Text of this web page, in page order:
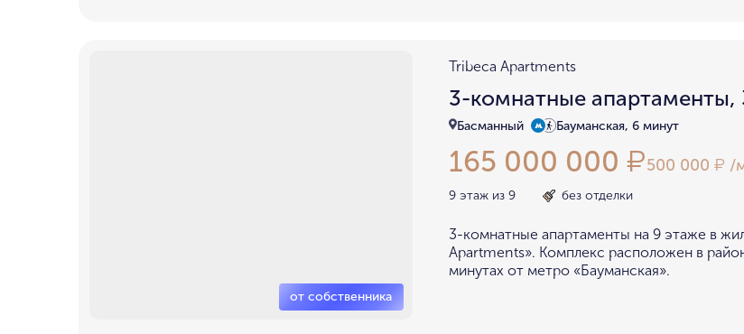
Tribeca Apartments
3-комнатные апартаменты,
Басманный Бауманская, 6 минут
165 000 000 ₽500 000 ₽ /
9 этаж из 9 без отделки
3-комнатные апартаменты на 9 этаже в
Apartments». Комплекс расположен в
минутах от метро «Бауманская».